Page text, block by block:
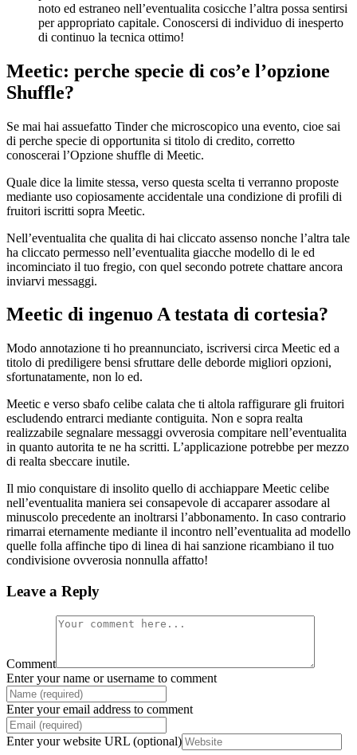
noto ed estraneo nell’eventualita cosicche l’altra possa sentirsi
per appropriato capitale. Conoscersi di individuo di inesperto
di continuo la tecnica ottimo!
Meetic: perche specie di cos’e l’opzione
Shuffle?
Se mai hai assuefatto Tinder che microscopico una evento, cioe sai
di perche specie di opportunita si titolo di credito, corretto
conoscerai l’Opzione shuffle di Meetic.
Quale dice la limite stessa, verso questa scelta ti verranno proposte
mediante uso copiosamente accidentale una condizione di profili di
fruitori iscritti sopra Meetic.
Nell’eventualita che qualita di hai cliccato assenso nonche l’altra tale
ha cliccato permesso nell’eventualita giacche modello di le ed
incominciato il tuo fregio, con quel secondo potrete chattare ancora
inviarvi messaggi.
Meetic di ingenuo A testata di cortesia?
Modo annotazione ti ho preannunciato, iscriversi circa Meetic ed a
titolo di prediligere bensi sfruttare delle deborde migliori opzioni,
sfortunatamente, non lo ed.
Meetic e verso sbafo celibe calata che ti altola raffigurare gli fruitori
escludendo entrarci mediante contiguita. Non e sopra realta
realizzabile segnalare messaggi ovverosia compitare nell’eventualita
in quanto autorita te ne ha scritti. L’applicazione potrebbe per mezzo
di realta sbeccare inutile.
Il mio conquistare di insolito quello di acchiappare Meetic celibe
nell’eventualita maniera sei consapevole di accaparer assodare al
minuscolo precedente an inoltrarsi l’abbonamento. In caso contrario
rimarrai eternamente mediante il incontro nell’eventualita ad modello
quelle folla affinche tipo di linea di hai sanzione ricambiano il tuo
condivisione ovverosia nonnulla affatto!
Leave a Reply
Comment
Enter your name or username to comment
Enter your email address to comment
Enter your website URL (optional)